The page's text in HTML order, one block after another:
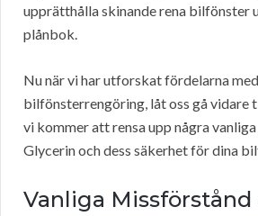
upprätthålla skinande rena bilfönster
plånbok.
Nu när vi har utforskat fördelarna
bilfönsterrengöring, låt oss gå vidare
vi kommer att rensa upp några
Glycerin och dess säkerhet för dina
Vanliga Missförstånd